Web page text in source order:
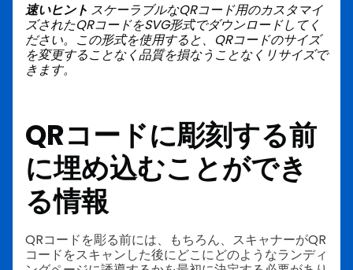
速いヒント スケーラブルなQRコード用のカスタマイ
ズされたQRコードをSVG形式でダウンロードしてく
ださい。この形式を使用すると、QRコードのサイズ
を変更することなく品質を損なうことなくリサイズで
きます。
QRコードに彫刻する前
に埋め込むことができ
る情報
QRコードを彫る前には、もちろん、スキャナーがQR
コードをスキャンした後にどこにどのようなランディ